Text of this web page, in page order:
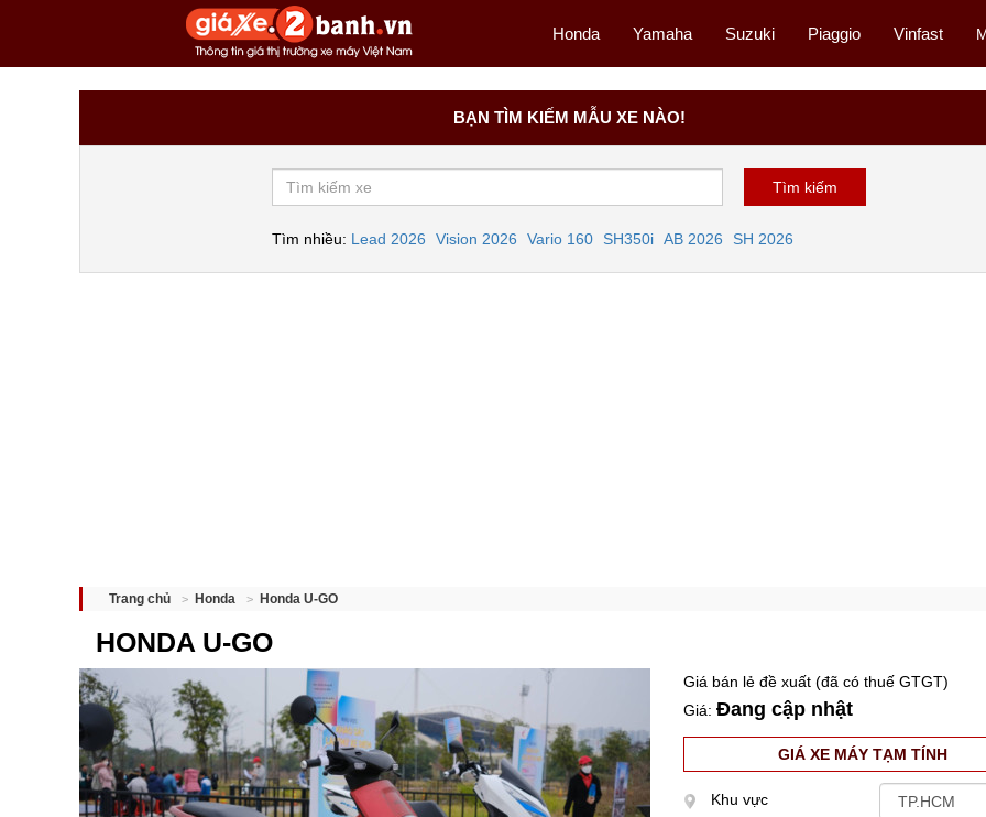
Honda Yamaha Suzuki Piaggio Vinfast
BẠN TÌM KIẾM MẪU XE NÀO!
Tìm nhiều: Lead 2026 Vision 2026 Vario 160 SH350i AB 2026 SH 2026
Trang chủ Honda Honda U-GO
HONDA U-GO
Giá bán lẻ đề xuất (đã có thuế GTGT)
Giá:Đang cập nhật
GIÁ XE MÁY TẠM TÍNH
Khu vực